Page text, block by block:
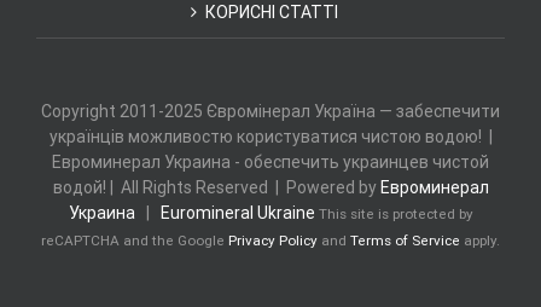
КОРИСНІ СТАТТІ
Copyright 2011-2025 Євромінерал Україна — забеспечити
українців можливостю користуватися чистою водою! |
Евроминерал Украина - обеспечить украинцев чистой
водой! | All Rights Reserved | Powered by Евроминерал
Украина
Euromineral Ukraine This site is protected by
reCAPTCHA and the Google Privacy Policy and Terms of Service apply.